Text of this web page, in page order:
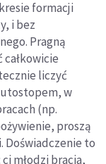
formacji
i bez
Pragną
całkowicie
liczyć
w
(np.
proszą
Doświadczenie to
młodzi bracia,